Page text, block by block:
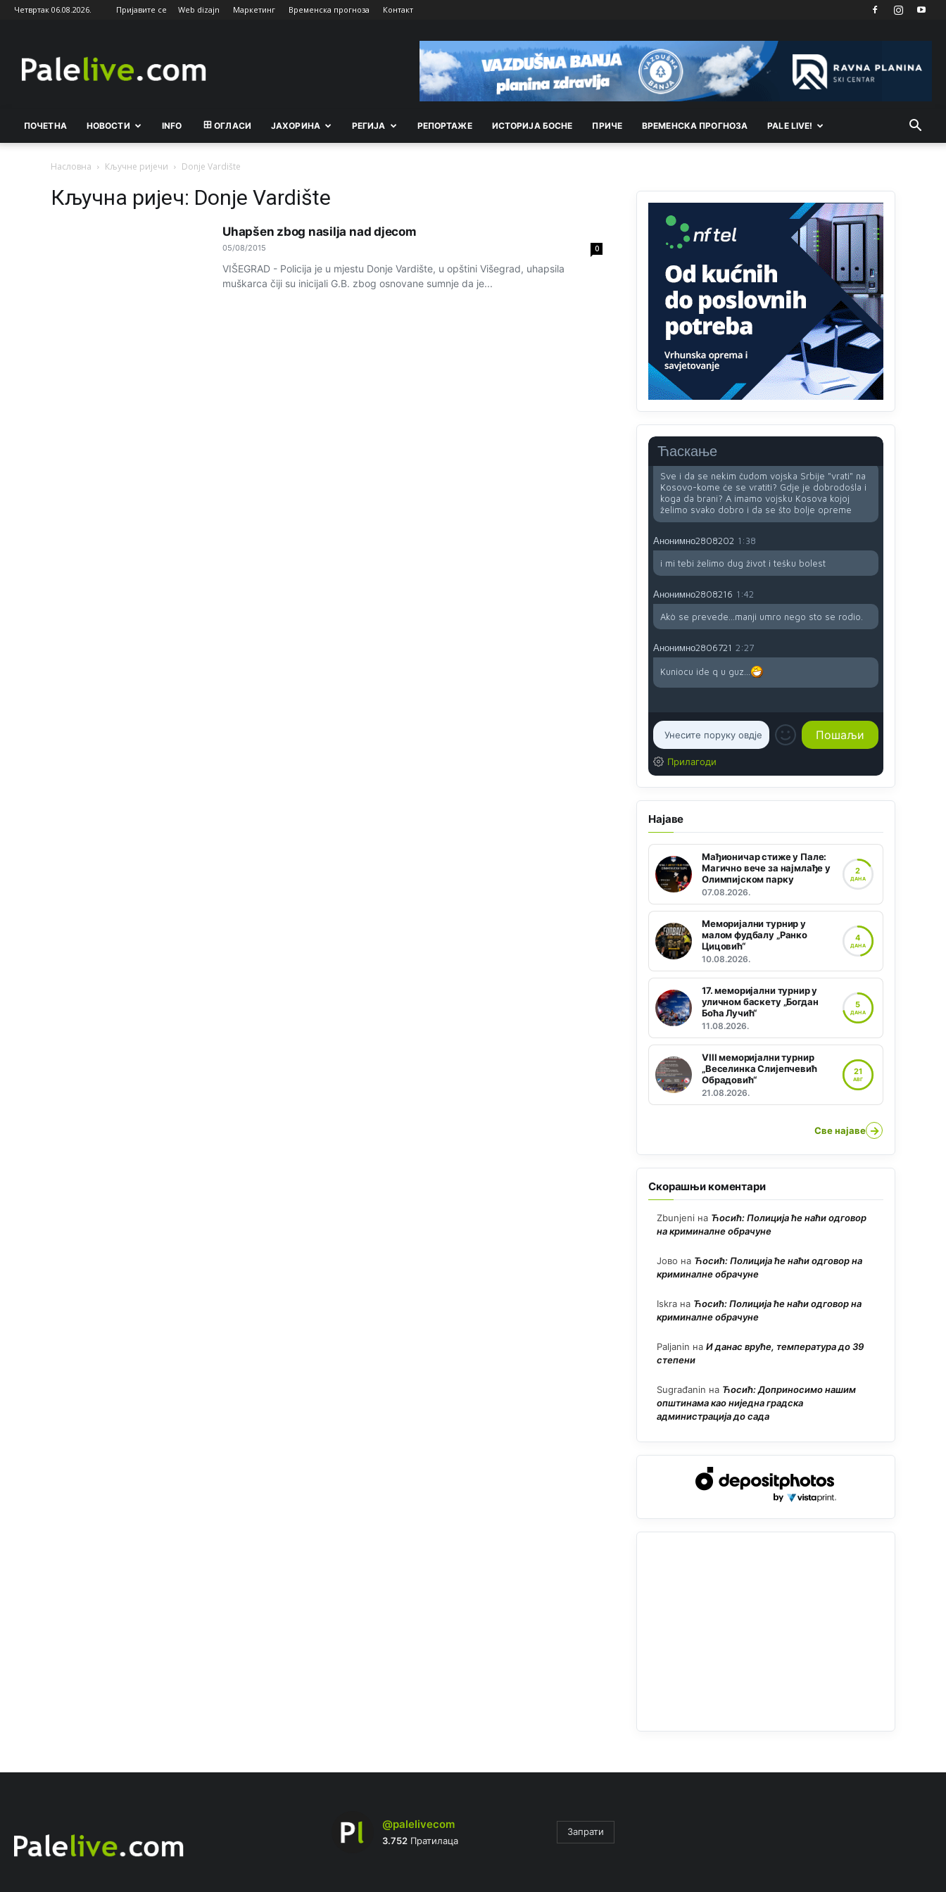
Четвртак 06.08.2026. Пријавите се Web dizajn Маркетинг Временска прогноза Контакт
ПОЧЕТНА НОВОСТИ INFO ОГЛАСИ ЈАХОРИНА РEГИЈА РEПОРТАЖE ИСТОРИЈА БОСНЕ ПРИЧЕ ВРEМEНСКА ПРОГНОЗА PALE LIVE!
Насловна Кључне ријечи Donje Vardište
Кључна ријеч: Donje Vardište
Uhapšen zbog nasilja nad djecom
05/08/2015 0
VIŠEGRAD - Policija je u mjestu Donje Vardište, u opštini Višegrad, uhapsila
muškarca čiji su inicijali G.B. zbog osnovane sumnje da je...
Ћаскање
Анонимно2806721 11:21
Kosovo je država a manji BH entitet pokrajina.Što
se tiče arapa po Palama i Jahorini,ostavljaju vam
pare a vi se smeškate .Da ne bi možda da vam
šalju poštom a da ne dolaze? Kurko
Анонимно2807791 11:39
Dobro zboris 791,ovaj721 dok nije bilo
interneta,samo mu je porodica znala da je glup!
Drzi pod kontrolom tri stvari jezik,karakter i
ponasanje...Uzivotu brani tri stvari:cast,prijatelja i
slabije.Iz
zivota iskljuci tri stvari uvredu,neznanje
zavist.Svedok si ziv gaji tri stvari
dobrotu,pamet i prijateljstvo!!
Анонимно2806721
791 BiH nije priznala Kosovo kao nezavisnu
državu jer genocidna tvorevina pravi smetnju a
recimo Srbija je davnopriznala.Nasvakom
proizvodu iz Srbije stoji -uvoznik za Kosovo
Анонимно2806721
Sve i da se nekim čudom vojska Srbije "vrati" na
Kosovo-kome će se vratiti? Gdje je dobrodošla i
koga da brani? A imamo vojsku Kosova kojoj
želimo svako dobro i da se što bolje opreme
Анонимно2808202 1:38
i mi tebi želimo dug život i tešku bolest
Анонимно2808216 1:42
Akò se prevede...manji umro nego sto se rodio.
Анонимно2806721 2:27
Kuniocu ide q u guz...
Прилагоди
Најаве
Мађионичар стиже у Пале:
Магично вече за најмлађе у
Олимпијском парку
07.08.2026.
2
ДАНА
Меморијални турнир у
малом фудбалу „Ранко
Цицовић“
10.08.2026.
4
ДАНА
17. меморијални турнир у
уличном баскету „Богдан
Боћа Лучић“
11.08.2026.
5
ДАНА
VIII меморијални турнир
„Веселинка Слијепчевић
Обрадовић“
21.08.2026.
21
АВГ
Све најаве →
Скорашњи коментари
Zbunjeni на Ћосић: Полиција ће наћи одговор
на криминалне обрачуне
Јово на Ћосић: Полиција ће наћи одговор на
криминалне обрачуне
Iskra на Ћосић: Полиција ће наћи одговор на
криминалне обрачуне
Paljanin на И данас вруће, температура до 39
степени
Sugrađanin на Ћосић: Доприносимо нашим
општинама као ниједна градска
администрација до сада
@palelivecom
3.752Пратилаца
Запрати